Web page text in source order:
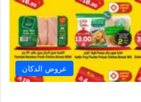
عروض الدكان